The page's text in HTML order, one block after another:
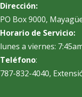
Dirección:
PO Box 9000,
Horario de Servicio:
lunes a viernes:
Teléfono:
787-832-4040,